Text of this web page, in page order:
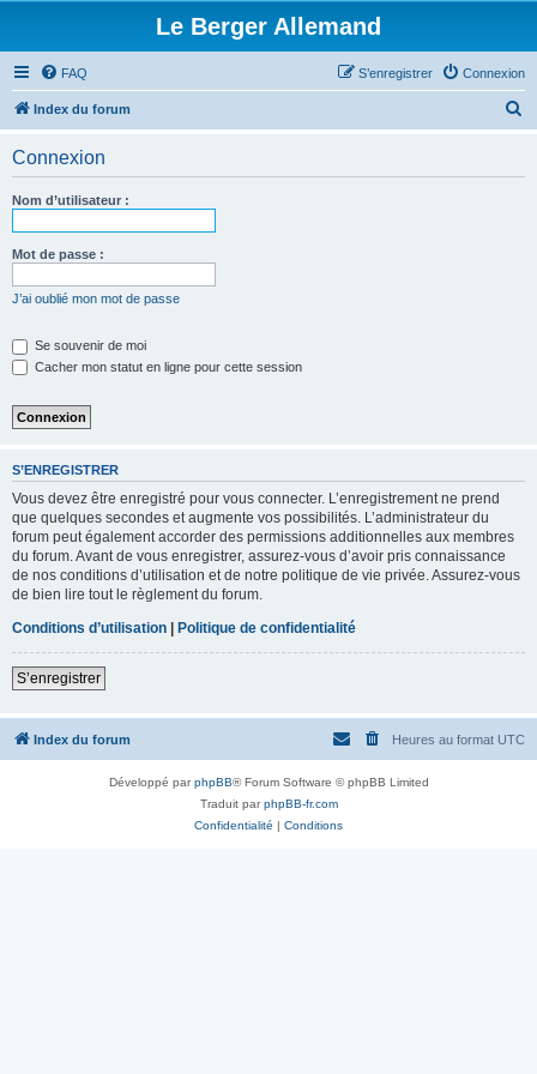
Le Berger Allemand
FAQ Connexion
S’enregistrer
Index du forum
Connexion
Nom d’utilisateur :
Mot de passe :
J’ai oublié mon mot de passe
Se souvenir de moi
Cacher mon statut en ligne pour cette session
S’ENREGISTRER
Vous devez être enregistré pour vous connecter. L’enregistrement ne prend
que quelques secondes et augmente vos possibilités. L’administrateur du
forum peut également accorder des permissions additionnelles aux membres
du forum. Avant de vous enregistrer, assurez-vous d’avoir pris connaissance
de nos conditions d’utilisation et de notre politique de vie privée. Assurez-vous
de bien lire tout le règlement du forum.
Conditions d’utilisation | Politique de confidentialité
S’enregistrer
Index du forum Heures au format UTC
Développé parphpBB® Forum Software © phpBB Limited
Traduit parphpBB-fr.com
Confidentialité | Conditions